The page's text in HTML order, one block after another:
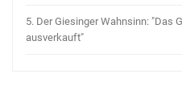
5. Der Giesinger Wahnsinn: "Das
ausverkauft"